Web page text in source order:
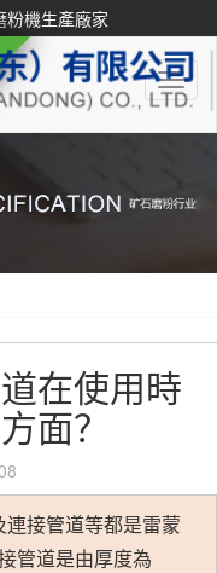
機生產廠家
在使用時
面？
接管道等都是雷蒙
管道是由厚度為